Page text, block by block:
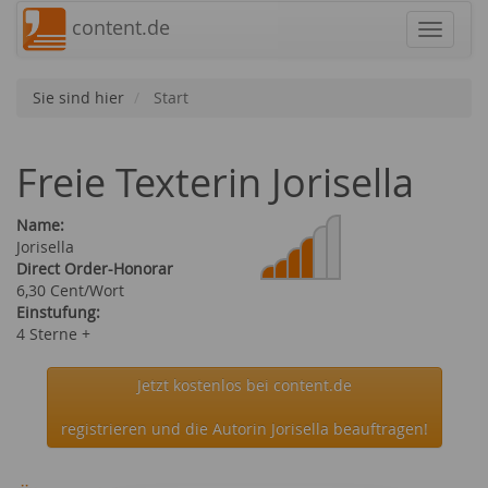
content.de
Sie sind hier Start
Freie Texterin Jorisella
Name:
Jorisella
Direct Order-Honorar
6,30 Cent/Wort
Einstufung:
4 Sterne +
Jetzt kostenlos bei content.de
registrieren und die Autorin Jorisella beauftragen!